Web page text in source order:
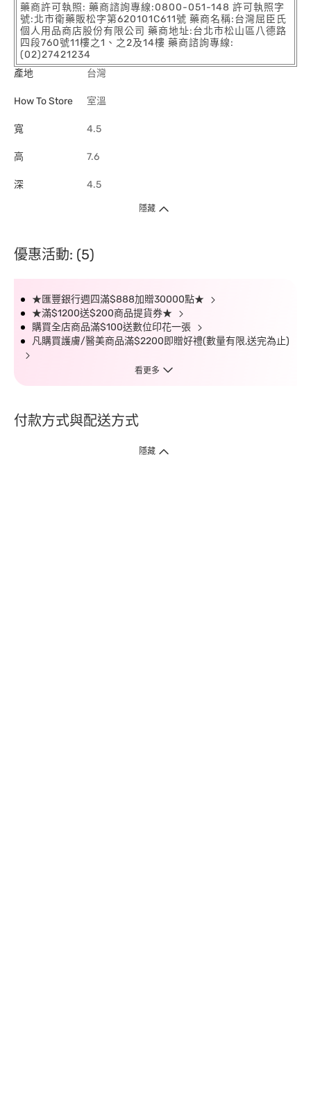
藥商許可執照: 藥商諮詢專線:0800-051-148 許可執照字
號:北市衛藥販松字第620101C611號 藥商名稱:台灣屈臣氏
個人用品商店股份有限公司 藥商地址:台北市松山區八德路
四段760號11樓之1、之2及14樓 藥商諮詢專線:
(02)27421234
產地
台灣
How To Store 室溫
寬 4.5
高 7.6
深 4.5
隱藏
優惠活動: (5)
★匯豐銀行週四滿$888加贈30000點★
★滿$1200送$200商品提貨券★
購買全店商品滿$100送數位印花一張
凡購買護膚/醫美商品滿$2200即贈好禮(數量有限,送完為止)
看更多
付款方式與配送方式
隱藏